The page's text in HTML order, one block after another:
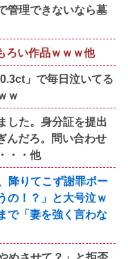
管理できないなら墓
ろい作品ｗｗｗ他
」で毎日泣いてる
ｗ
した。身分証を提出
んだろ。問い合わせ
・・他
降りてこず謝罪ポー
の！？」と大号泣ｗ
で「妻を強く言わな